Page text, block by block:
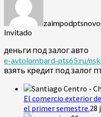
Invitado
деньги под залог авто
e-avtolombard-pts65.ru/
взять кредит под залог
El comercio exterior
el primer semestre.28